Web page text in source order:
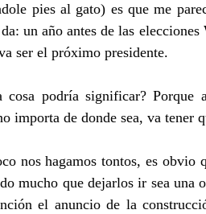
pies al gato) es que me
un año antes de las
ser el próximo presidente.
cosa podría significar?
importa de donde sea, va
nos hagamos tontos, es
mucho que dejarlos ir sea una
el anuncio de la